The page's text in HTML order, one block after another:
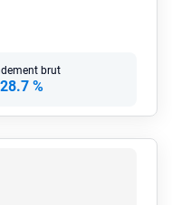
brut
28.7 %